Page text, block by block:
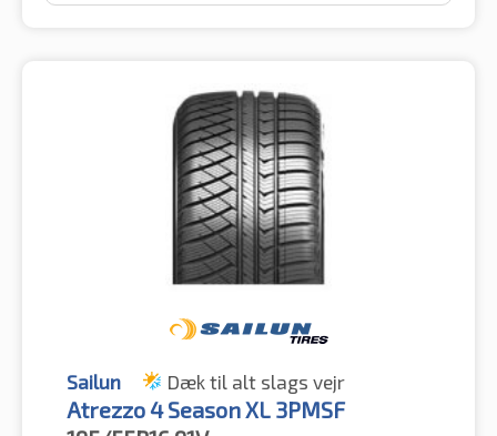
Sailun Dæk til alt slags vejr
Atrezzo 4 Season XL 3PMSF